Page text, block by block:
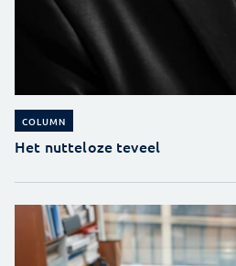
COLUMN
Het nutteloze teveel